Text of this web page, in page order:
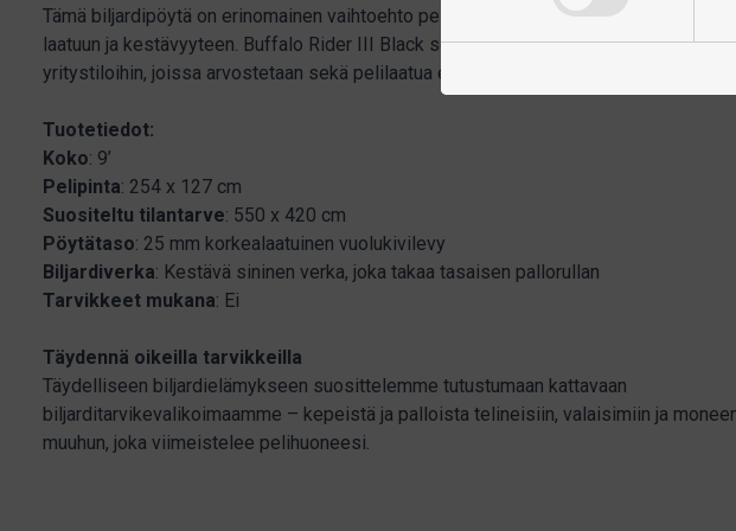
Tämä biljardipöytä on erinomainen vaihtoehto pelaajalle, joka haluaa yhdistää
laatuun ja kestävyyteen. Buffalo Rider III Black sopii erinomaisesti kotikäyttöön,
yritystiloihin, joissa arvostetaan sekä pelilaatua että ulkonäköä.
Tuotetiedot:
Koko: 9’
Pelipinta: 254 x 127 cm
Suositeltu tilantarve: 550 x 420 cm
Pöytätaso: 25 mm korkealaatuinen vuolukivilevy
Biljardiverka: Kestävä sininen verka, joka takaa tasaisen pallorullan
Tarvikkeet mukana: Ei
Täydennä oikeilla tarvikkeilla
Täydelliseen biljardielämykseen suosittelemme tutustumaan kattavaan
biljarditarvikevalikoimaamme – kepeistä ja palloista telineisiin, valaisimiin ja
muuhun, joka viimeistelee pelihuoneesi.